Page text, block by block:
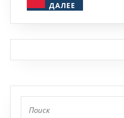
успехи
русских
ДАЛЕЕ